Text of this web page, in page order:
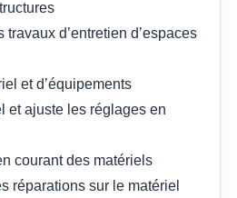
d’entretien d’espaces
et d’équipements
et ajuste les réglages en
courant des matériels
réparations sur le matériel